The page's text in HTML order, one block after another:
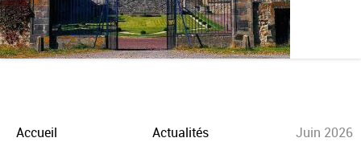
Actualités
Accueil Actualités Juin 2026